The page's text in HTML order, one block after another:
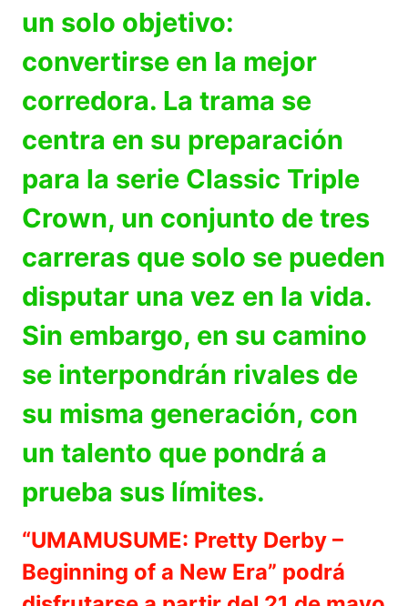
un solo objetivo:
convertirse en la mejor
corredora. La trama se
centra en su preparación
para la serie Classic Triple
Crown, un conjunto de tres
carreras que solo se pueden
disputar una vez en la vida.
Sin embargo, en su camino
se interpondrán rivales de
su misma generación, con
un talento que pondrá a
prueba sus límites.
“UMAMUSUME: Pretty Derby –
Beginning of a New Era” podrá